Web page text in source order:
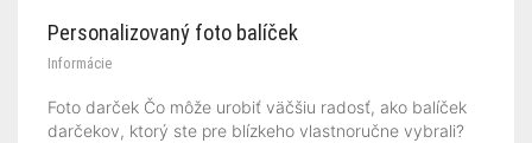
Personalizovaný foto balíček
Informácie
Foto darček Čo môže urobiť väčšiu radosť, ako balíček
darčekov, ktorý ste pre blízkeho vlastnoručne vybrali?